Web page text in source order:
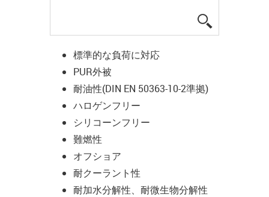
標準的な負荷に対応
PUR外被
耐油性(DIN EN 50363-10-2準拠)
ハロゲンフリー
シリコーンフリー
難燃性
オフショア
耐クーラント性
耐加水分解性、耐微生物分解性